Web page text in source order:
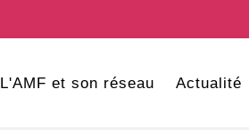
L'AMF et son réseau Actualité